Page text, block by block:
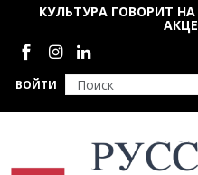
Перейти к основному
ВОЙТИ
КУЛЬТУРА ГОВОРИТ
Социальные сети